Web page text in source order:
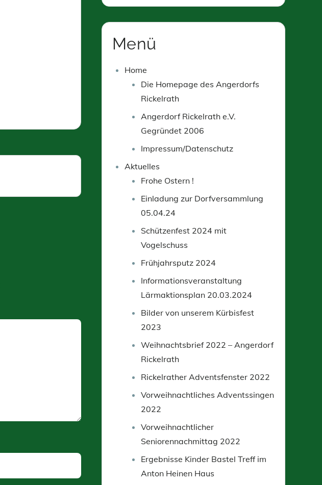
Menü
Home
Die Homepage des Angerdorfs
Rickelrath
Angerdorf Rickelrath e.V.
Gegründet 2006
Impressum/Datenschutz
Aktuelles
Frohe Ostern !
Einladung zur Dorfversammlung
05.04.24
Schützenfest 2024 mit
Vogelschuss
Frühjahrsputz 2024
Informationsveranstaltung
Lärmaktionsplan 20.03.2024
Bilder von unserem Kürbisfest
2023
Weihnachtsbrief 2022 – Angerdorf
Rickelrath
Rickelrather Adventsfenster 2022
Vorweihnachtliches Adventssingen
2022
Vorweihnachtlicher
Seniorennachmittag 2022
Ergebnisse Kinder Bastel Treff im
Anton Heinen Haus